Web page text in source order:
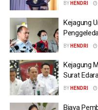
BY HENDRI
Kejagung
BY HENDRI
Kejagung
Surat
BY HENDRI
Biaya